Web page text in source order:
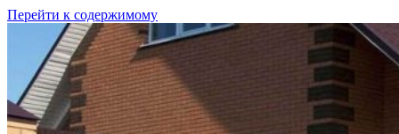
Перейти к содержимому